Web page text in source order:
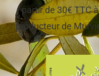
partir de 30€ TTC
producteur de